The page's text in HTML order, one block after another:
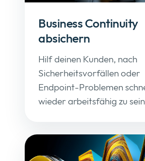
Business Continuity
absichern
Hilf deinen Kunden, nach
Sicherheitsvorfällen oder
Endpoint-Problemen
wieder arbeitsfähig zu